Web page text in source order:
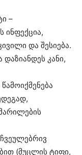
–
და შესიება.
კანი,
(მუცლის ტიფი,